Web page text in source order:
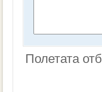
Полетата